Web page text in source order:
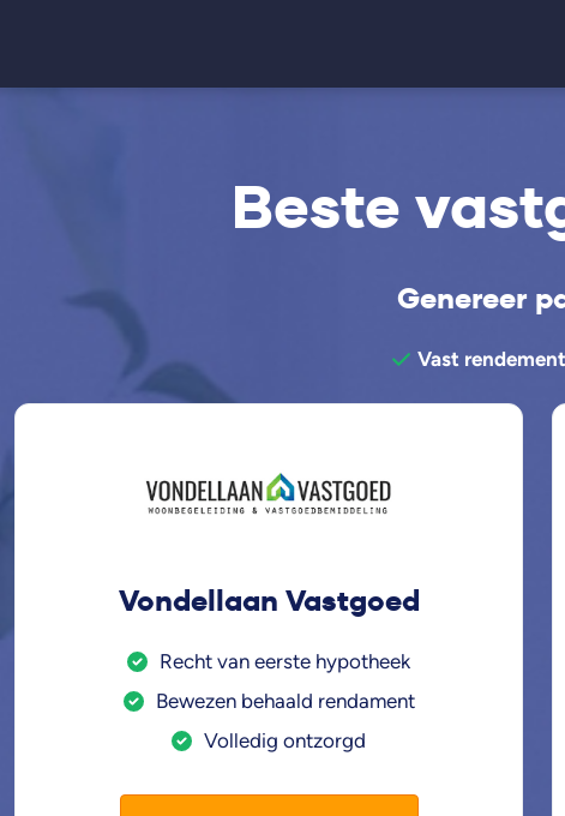
Beste
Genereer
Vast
Vondellaan Vastgoed
Recht van eerste hypotheek
Bewezen behaald rendament
Volledig ontzorgd